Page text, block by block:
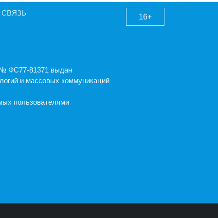
№ ФС77-81371 выдан
и массовых коммуникаций
пользователями
16+